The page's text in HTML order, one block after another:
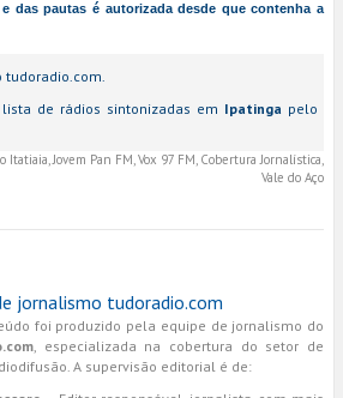
das pautas é autorizada desde que contenha a
tudoradio.com.
de rádios sintonizadas em Ipatinga pelo
Itatiaia, Jovem Pan FM, Vox 97 FM, Cobertura Jornalística,
Vale do Aço
jornalismo tudoradio.com
foi produzido pela equipe de jornalismo do
, especializada na cobertura do setor de
A supervisão editorial é de: